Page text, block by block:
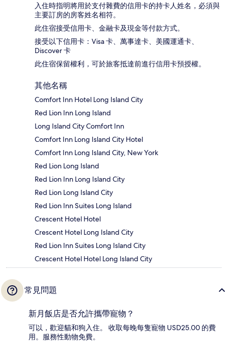
入住時指明將用於支付雜費的信用卡的持卡人姓名，必須與
主要訂房的房客姓名相符。
此住宿接受信用卡、金融卡及現金等付款方式。
接受以下信用卡：Visa 卡、萬事達卡、美國運通卡、
Discover 卡
此住宿保留權利，可於旅客抵達前進行信用卡預授權。
其他名稱
Comfort Inn Hotel Long Island City
Red Lion Inn Long Island
Long Island City Comfort Inn
Comfort Inn Long Island City Hotel
Comfort Inn Long Island City, New York
Red Lion Long Island
Red Lion Inn Long Island City
Red Lion Long Island City
Red Lion Inn Suites Long Island
Crescent Hotel Hotel
Crescent Hotel Long Island City
Red Lion Inn Suites Long Island City
Crescent Hotel Hotel Long Island City
常見問題
新月飯店是否允許攜帶寵物？
可以，歡迎貓和狗入住。 收取每晚每隻寵物 USD25.00 的費
用。服務性動物免費。